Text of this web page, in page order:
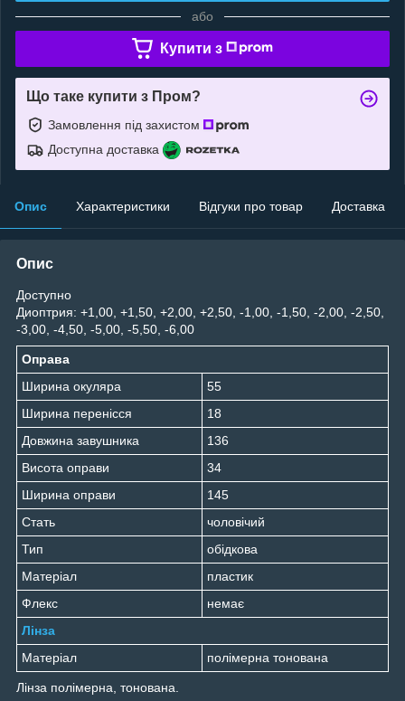
або
Купити з
Що таке купити з Пром?
Замовлення під захистом
Доступна доставка
Опис Характеристики Відгуки про товар Доставка
Опис
Доступно
Диоптрия: +1,00, +1,50, +2,00, +2,50, -1,00, -1,50, -2,00, -2,50,
-3,00, -4,50, -5,00, -5,50, -6,00
Оправа
Ширина окуляра
55
Ширина перенісся
18
Довжина завушника
136
Висота оправи
34
Ширина оправи
145
Стать
чоловічий
Тип
обідкова
Матеріал
пластик
Флекс
немає
Лінза
Матеріал
полімерна тонована
Лінза полімерна, тонована.